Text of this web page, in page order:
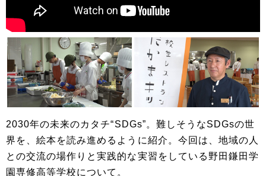
2030年の未来のカタチ“SDGs”。難しそうなSDGsの世
界を、絵本を読み進めるように紹介。今回は、地域の人
との交流の場作りと実践的な実習をしている野田鎌田学
園専修高等学校について。